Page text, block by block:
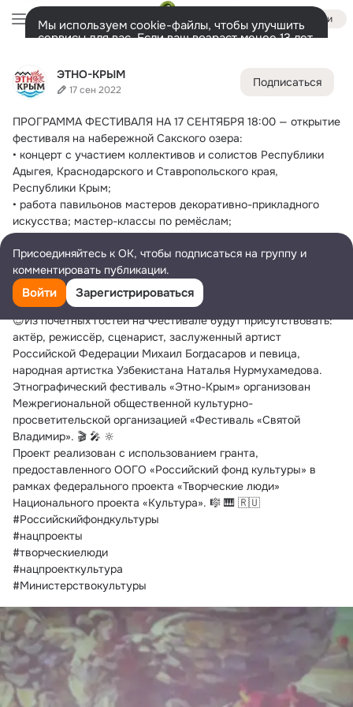
ЭТНО-КРЫМ
17 сен 2022
Подписаться
ПРОГРАММА ФЕСТИВАЛЯ НА 17 СЕНТЯБРЯ 18:00 — открытие
фестиваля на набережной Сакского озера:
• концерт с участием коллективов и солистов Республики
Адыгея, Краснодарского и Ставропольского края,
Республики Крым;
• работа павильонов мастеров декоративно-прикладного
искусства; мастер-классы по ремёслам;
• показательные выступления казачьих коллективов по
рубку шашкой;
• работа детской игровой площадки;
• показ традиционных русских костюмов от Театра
народного костюма «Духовный синтез» (г. Краснодар).
😍Из почётных гостей на Фестивале будут присутствовать:
актёр, режиссёр, сценарист, заслуженный артист
Российской Федерации Михаил Богдасаров и певица,
народная артистка Узбекистана Наталья Нурмухамедова.
Этнографический фестиваль «Этно-Крым» организован
Межрегиональной общественной культурно-
просветительской организацией «Фестиваль «Святой
Владимир». 🎬 🎤 🔆
Проект реализован с использованием гранта,
предоставленного ООГО «Российский фонд культуры» в
рамках федерального проекта «Творческие люди»
Национального проекта «Культура». 🎼 🎹 🇷🇺
#Российскийфондкультуры
#нацпроекты
#творческиелюди
#нацпроекткультура
#Министерствокультуры
Войти
Мы используем cookie-файлы, чтобы улучшить
сервисы для вас. Если ваш возраст менее 13 лет,
Разрешить все
Лента Участники 21 Видео 1 Ещё
Дополнительная
колонка
Всё47 Обсуждаемые
Присоединяйтесь к ОК, чтобы подписаться на группу и
комментировать публикации.
Войти Зарегистрироваться